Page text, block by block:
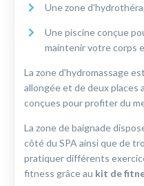
Une zone
Une piscine conçue
maintenir votre corps
La zone d'hydromassage
allongée et de deux places
conçues pour profiter du
La zone de baignade
côté du SPA ainsi que de
pratiquer différents
fitness grâce au kit de